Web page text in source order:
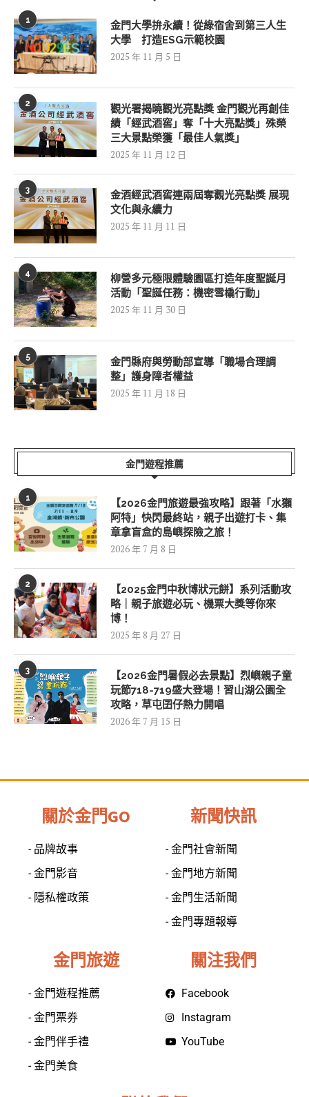
1
金門大學拚永續！從綠宿舍到第三人生
大學 打造ESG示範校園
2025 年 11 月 5 日
2
觀光署揭曉觀光亮點獎 金門觀光再創佳
績「經武酒窖」奪「十大亮點獎」殊榮
三大景點榮獲「最佳人氣獎」
2025 年 11 月 12 日
3
金酒經武酒窖連兩屆奪觀光亮點獎 展現
文化與永續力
2025 年 11 月 11 日
4
柳營多元極限體驗園區打造年度聖誕月
活動「聖誕任務：機密雪橇行動」
2025 年 11 月 30 日
5
金門縣府與勞動部宣導「職場合理調
整」護身障者權益
2025 年 11 月 18 日
金門遊程推薦
1
【2026金門旅遊最強攻略】跟著「水獺
阿特」快閃最終站，親子出遊打卡、集
章拿盲盒的島嶼探險之旅！
2026 年 7 月 8 日
2
【2025金門中秋博狀元餅】系列活動攻
略｜親子旅遊必玩、機票大獎等你來
博！
2025 年 8 月 27 日
3
【2026金門暑假必去景點】烈嶼親子童
玩節718-719盛大登場！習山湖公園全
攻略，草屯囝仔熱力開唱
2026 年 7 月 15 日
關於金門GO
- 品牌故事
- 金門影音
- 隱私權政策
新聞快訊
- 金門社會新聞
- 金門地方新聞
- 金門生活新聞
- 金門專題報導
金門旅遊
- 金門遊程推薦
- 金門票券
- 金門伴手禮
- 金門美食
關注我們
Facebook
Instagram
YouTube